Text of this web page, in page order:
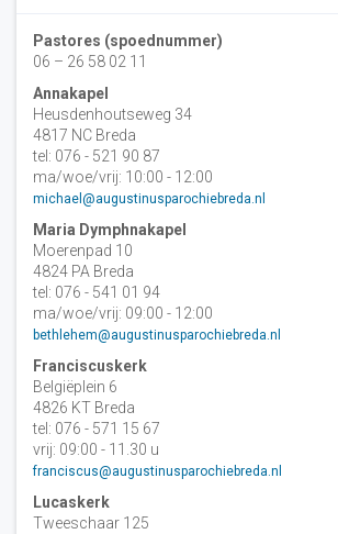
Pastores (spoednummer)
06 – 26 58 02 11
Annakapel
Heusdenhoutseweg 34
4817 NC Breda
tel: 076 - 521 90 87
ma/woe/vrij: 10:00 - 12:00
michael@augustinusparochiebreda.nl
Maria Dymphnakapel
Moerenpad 10
4824 PA Breda
tel: 076 - 541 01 94
ma/woe/vrij: 09:00 - 12:00
bethlehem@augustinusparochiebreda.nl
Franciscuskerk
Belgiëplein 6
4826 KT Breda
tel: 076 - 571 15 67
vrij: 09:00 - 11.30 u
franciscus@augustinusparochiebreda.nl
Lucaskerk
Tweeschaar 125